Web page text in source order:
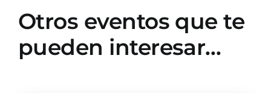
Otros eventos que te
pueden interesar…